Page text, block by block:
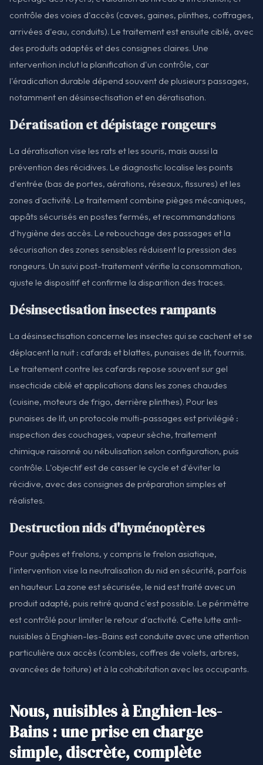
contrôle des voies d'accès (caves, gaines, plinthes, coffrages,
arrivées d'eau, conduits). Le traitement est ensuite ciblé, avec
des produits adaptés et des consignes claires. Une
intervention inclut la planification d'un contrôle, car
l'éradication durable dépend souvent de plusieurs passages,
notamment en désinsectisation et en dératisation.
Dératisation et dépistage rongeurs
La dératisation vise les rats et les souris, mais aussi la
prévention des récidives. Le diagnostic localise les points
d'entrée (bas de portes, aérations, réseaux, fissures) et les
zones d'activité. Le traitement combine pièges mécaniques,
appâts sécurisés en postes fermés, et recommandations
d'hygiène des accès. Le rebouchage des passages et la
sécurisation des zones sensibles réduisent la pression des
rongeurs. Un suivi post-traitement vérifie la consommation,
ajuste le dispositif et confirme la disparition des traces.
Désinsectisation insectes rampants
La désinsectisation concerne les insectes qui se cachent et se
déplacent la nuit : cafards et blattes, punaises de lit, fourmis.
Le traitement contre les cafards repose souvent sur gel
insecticide ciblé et applications dans les zones chaudes
(cuisine, moteurs de frigo, derrière plinthes). Pour les
punaises de lit, un protocole multi-passages est privilégié :
inspection des couchages, vapeur sèche, traitement
chimique raisonné ou nébulisation selon configuration, puis
contrôle. L'objectif est de casser le cycle et d'éviter la
récidive, avec des consignes de préparation simples et
réalistes.
Destruction nids d'hyménoptères
Pour guêpes et frelons, y compris le frelon asiatique,
l'intervention vise la neutralisation du nid en sécurité, parfois
en hauteur. La zone est sécurisée, le nid est traité avec un
produit adapté, puis retiré quand c'est possible. Le périmètre
est contrôlé pour limiter le retour d'activité. Cette lutte anti-
nuisibles à Enghien-les-Bains est conduite avec une attention
particulière aux accès (combles, coffres de volets, arbres,
avancées de toiture) et à la cohabitation avec les occupants.
Nous, nuisibles à Enghien-les-
Bains : une prise en charge
simple, discrète, complète